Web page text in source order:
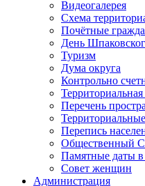
Видеогалерея
Схема
Почётные
День
Туризм
Дума округа
Контрольно
Перечень
Перепись
Общественный
Памятные даты
Совет женщин
Администрация